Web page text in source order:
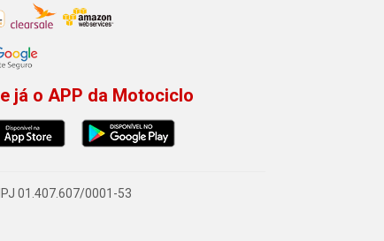
já o APP da Motociclo
01.407.607/0001-53